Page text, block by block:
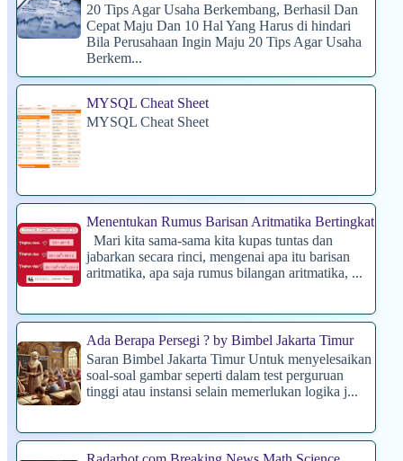
20 Tips Agar Usaha Berkembang, Berhasil Dan
Cepat Maju Dan 10 Hal Yang Harus di hindari
Bila Perusahaan Ingin Maju 20 Tips Agar Usaha
Berkem...
MYSQL Cheat Sheet
MYSQL Cheat Sheet
Menentukan Rumus Barisan Aritmatika Bertingkat
Mari kita sama-sama kita kupas tuntas dan
jabarkan secara rinci, mengenai apa itu barisan
aritmatika, apa saja rumus bilangan aritmatika, ...
Ada Berapa Persegi ? by Bimbel Jakarta Timur
Saran Bimbel Jakarta Timur Untuk menyelesaikan
soal-soal gambar seperti dalam test perguruan
tinggi atau instansi selain memerlukan logika j...